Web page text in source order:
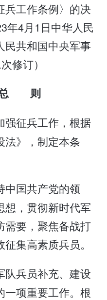
兵工作条例〉的决
4月1日中华人民
民共和国中央军事
修订）
总 则
征兵工作，根据
法》，制定本条
国共产党的领
想，贯彻新时代军
需要，聚焦备战打
集高素质兵员。
兵员补充、建设
一项重要工作。根